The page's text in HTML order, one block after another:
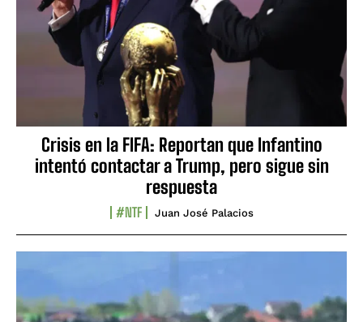
Crisis en la FIFA: Reportan que Infantino
intentó contactar a Trump, pero sigue sin
respuesta
#NTF Juan José Palacios